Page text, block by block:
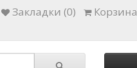
Закладки (0)
Корзина